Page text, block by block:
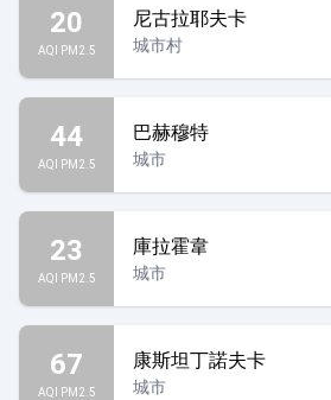
20
AQI PM2.5
尼古拉耶夫卡
城市村
44
AQI PM2.5
巴赫穆特
城市
23
AQI PM2.5
庫拉霍韋
城市
67
AQI PM2.5
康斯坦丁諾夫卡
城市